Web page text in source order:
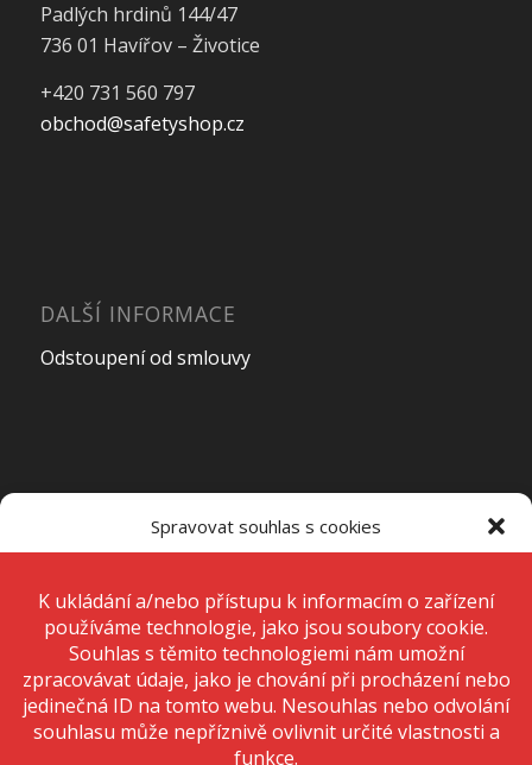
Spravovat souhlas s cookies
technologie, jako jsou soubory cookie. Děláme to, abychom zlepšili
zážitek z prohlížení a zobrazovali personalizované reklamy. Souhlas s
těmito technologiemi nám umožní zpracovávat údaje, jako je chování
při procházení nebo jedinečná ID na tomto webu. Nesouhlas nebo
odvolání souhlasu může nepříznivě ovlivnit určité vlastnosti a funkce.
Přijmout
Padlých hrdinů 144/47
736 01 Havířov – Životice
+420 731 560 797
obchod@safetyshop.cz
DALŠÍ INFORMACE
Odstoupení od smlouvy
Pondělí – Pátek7:00 – 15:00
SobotaZavřeno
Neděle Zavřeno